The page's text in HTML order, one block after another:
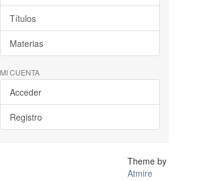
Títulos
Materias
MI CUENTA
Acceder
Registro
Theme by
Atmire